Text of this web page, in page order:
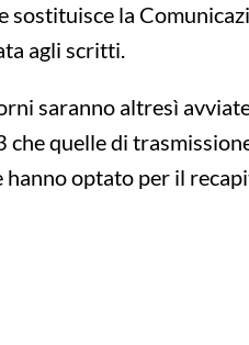
sostituisce la
agli scritti.
saranno altresì
quelle di
hanno optato per il